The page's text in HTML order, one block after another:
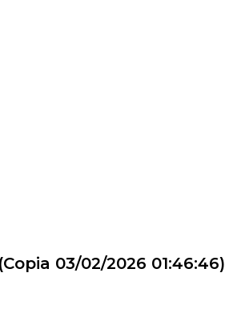
03/02/2026 01:46:46)